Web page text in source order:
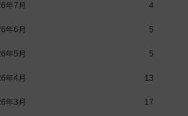
年7月 4
年6月 5
年5月 5
年4月 13
年3月 17